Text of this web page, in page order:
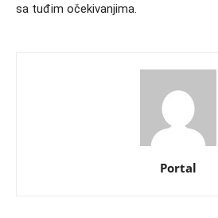
sa tuđim očekivanjima.
Portal